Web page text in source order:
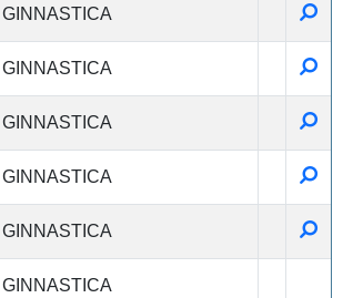
GINNASTICA
GINNASTICA
GINNASTICA
GINNASTICA
GINNASTICA
GINNASTICA